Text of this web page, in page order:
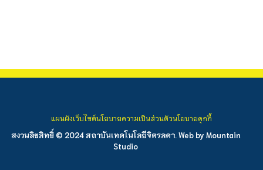
สงวนลิขสิทธิ์ © 2024 สถาบันเทคโนโลยีจิตรลดา. Web by Mountain
Studio
แผนผังเว็บไซต์นโยบายความเป็นส่วนตัวนโยบายคุกกี้